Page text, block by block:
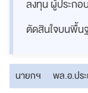
ลงทุน ผู้ประกอ
ตัดสินใจบนพื้นฐ
นายกฯ พล.อ.ปร